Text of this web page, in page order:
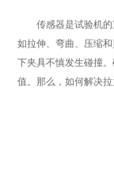
传感器是试验机的
如拉伸、弯曲、压缩
下夹具不慎发生碰撞
值。那么，如何解决